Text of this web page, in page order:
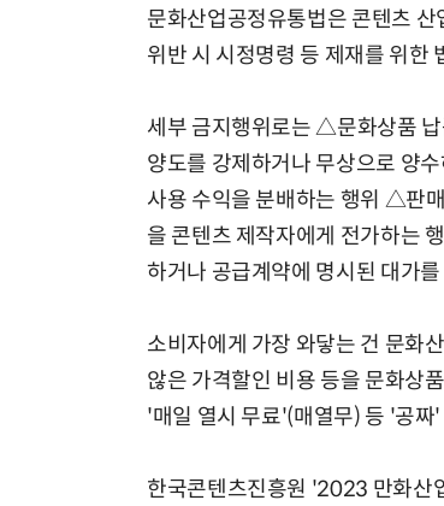
문화산업공정유통법은 콘텐츠
위반 시 시정명령 등 제재를 위한
세부 금지행위로는 △문화상품
양도를 강제하거나 무상으로 양
사용 수익을 분배하는 행위 △판
을 콘텐츠 제작자에게 전가하는
하거나 공급계약에 명시된 대가
소비자에게 가장 와닿는 건 문화
않은 가격할인 비용 등을 문화상
'매일 열시 무료'(매열무) 등 '공짜
한국콘텐츠진흥원 '2023 만화산